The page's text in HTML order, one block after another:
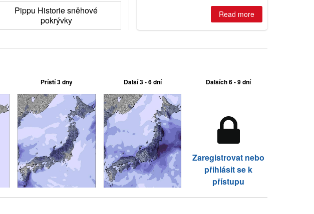
Pippu Historie sněhové
pokrývky
Australian areas open most terrain of
2026, northern hemisphere down to
two outdoor areas still open.
Read more
Příští 3 dny Další 3 - 6 dní Dalších 6 - 9 dní
Zaregistrovat nebo
přihlásit se k
přístupu